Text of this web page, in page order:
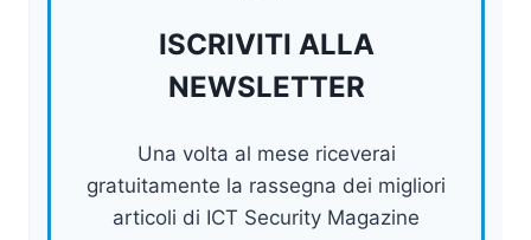
ISCRIVITI ALLA
NEWSLETTER
Una volta al mese riceverai
gratuitamente la rassegna dei migliori
articoli di ICT Security Magazine